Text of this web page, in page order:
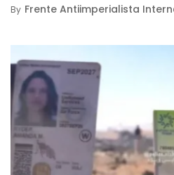
By Frente Antiimperialista